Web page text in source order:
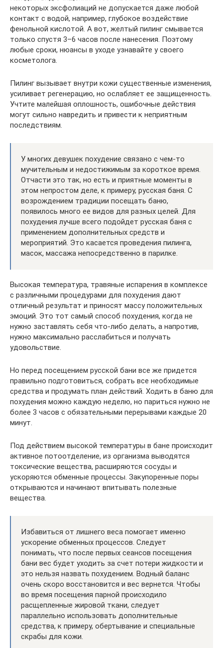
некоторых эксфолиаций не допускается даже любой
контакт с водой, например, глубокое воздействие
фенольной кислотой. А вот, желтый пилинг смывается
только спустя 3–6 часов после нанесения. Поэтому
любые сроки, нюансы в уходе узнавайте у своего
косметолога.
Пилинг вызывает внутри кожи существенные изменения,
усиливает регенерацию, но ослабляет ее защищенность.
Учтите малейшая оплошность, ошибочные действия
могут сильно навредить и привести к неприятным
последствиям.
У многих девушек похудение связано с чем-то
мучительным и недостижимым за короткое время.
Отчасти это так, но есть и приятные моменты в
этом непростом деле, к примеру, русская баня. С
возрождением традиции посещать баню,
появилось много ее видов для разных целей. Для
похудения лучше всего подойдет русская баня с
применением дополнительных средств и
мероприятий. Это касается проведения пилинга,
масок, массажа непосредственно в парилке.
Высокая температура, травяные испарения в комплексе
с различными процедурами для похудения дают
отличный результат и приносят массу положительных
эмоций. Это тот самый способ похудения, когда не
нужно заставлять себя что-либо делать, а напротив,
нужно максимально расслабиться и получать
удовольствие.
Но перед посещением русской бани все же придется
правильно подготовиться, собрать все необходимые
средства и продумать план действий. Ходить в баню для
похудения можно каждую неделю, но париться нужно не
более 3 часов с обязательными перерывами каждые 20
минут.
Под действием высокой температуры в бане происходит
активное потоотделение, из организма выводятся
токсические вещества, расширяются сосуды и
ускоряются обменные процессы. Закупоренные поры
открываются и начинают впитывать полезные
вещества.
Избавиться от лишнего веса помогает именно
ускорение обменных процессов. Следует
понимать, что после первых сеансов посещения
бани вес будет уходить за счет потери жидкости и
это нельзя назвать похудением. Водный баланс
очень скоро восстановится и вес вернется. Чтобы
во время посещения парной происходило
расщепленные жировой ткани, следует
параллельно использовать дополнительные
средства, к примеру, обертывание и специальные
скрабы для кожи.